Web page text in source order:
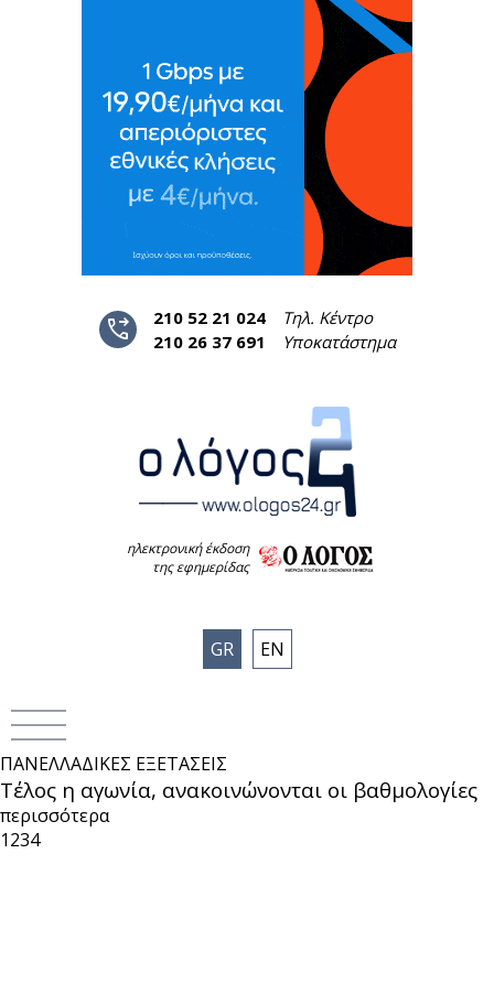
phone_forwarded 210 52 21 024
Τηλ. Κέντρο
210 26 37 691
Υποκατάστημα
ηλεκτρονική έκδοση
της εφημερίδας
GR EN
ΠΑΝΕΛΛΑΔΙΚΕΣ ΕΞΕΤΑΣΕΙΣ
Τέλος η αγωνία, ανακοινώνονται οι βαθμολογίες
περισσότερα
1234